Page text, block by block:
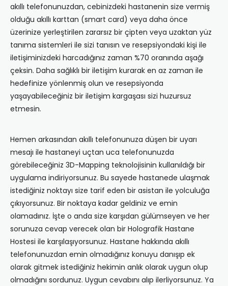
akıllı telefonunuzdan, cebinizdeki hastanenin size vermiş
olduğu akıllı karttan (smart card) veya daha önce
üzerinize yerleştirilen zararsız bir çipten veya uzaktan yüz
tanıma sistemleri ile sizi tanısın ve resepsiyondaki kişi ile
iletişiminizdeki harcadığınız zaman %70 oranında aşağı
çeksin. Daha sağlıklı bir iletişim kurarak en az zaman ile
hedefinize yönlenmiş olun ve resepsiyonda
yaşayabileceğiniz bir iletişim kargaşası sizi huzursuz
etmesin.
Hemen arkasından akıllı telefonunuza düşen bir uyarı
mesajı ile hastaneyi uçtan uca telefonunuzda
görebileceğiniz 3D-Mapping teknolojisinin kullanıldığı bir
uygulama indiriyorsunuz. Bu sayede hastanede ulaşmak
istediğiniz noktayı size tarif eden bir asistan ile yolculuğa
çıkıyorsunuz. Bir noktaya kadar geldiniz ve emin
olamadınız. İşte o anda size karşıdan gülümseyen ve her
sorunuza cevap verecek olan bir Holografik Hastane
Hostesi ile karşılaşıyorsunuz. Hastane hakkında akıllı
telefonunuzdan emin olmadığınız konuyu danışıp ek
olarak gitmek istediğiniz hekimin anlık olarak uygun olup
olmadığını sordunuz. Uygun cevabını alıp ilerliyorsunuz. Ya